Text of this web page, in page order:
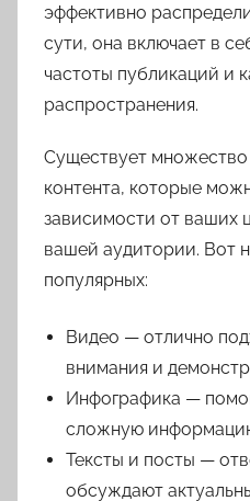
эффективно
сути, она включает в
частоты публикаций и
распространения.
Существует
контента, которые
зависимости от ваших
вашей аудитории. Вот
популярных:
Видео — отлично
внимания и
Инфографика —
сложную
Тексты и посты —
обсуждают